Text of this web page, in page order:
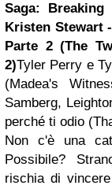
Saga:
Kristen Stewart
Parte 2 (The
2)Tyler Perry e
(Madea's
Samberg,
perché ti odio
Non c'è una
Possibile?
rischia di